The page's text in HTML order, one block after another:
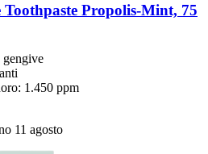
Toothpaste Propolis-​Mint, 75
gengive
1.450 ppm
11 agosto